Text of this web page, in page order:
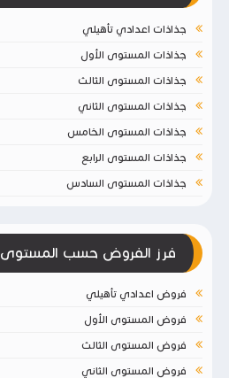
جذاذات اعدادي تأهيلي
جذاذات المستوى الأول
جذاذات المستوى الثالث
جذاذات المستوى الثاني
جذاذات المستوى الخامس
جذاذات المستوى الرابع
جذاذات المستوى السادس
فرز الفروض حسب المستوى
فروض اعدادي تأهيلي
فروض المستوى الأول
فروض المستوى الثالث
فروض المستوى الثاني